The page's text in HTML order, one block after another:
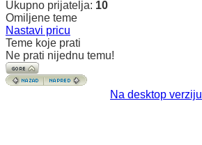
Ukupno prijatelja: 10
Omiljene teme
Nastavi pricu
Teme koje prati
Ne prati nijednu temu!
Na desktop verziju